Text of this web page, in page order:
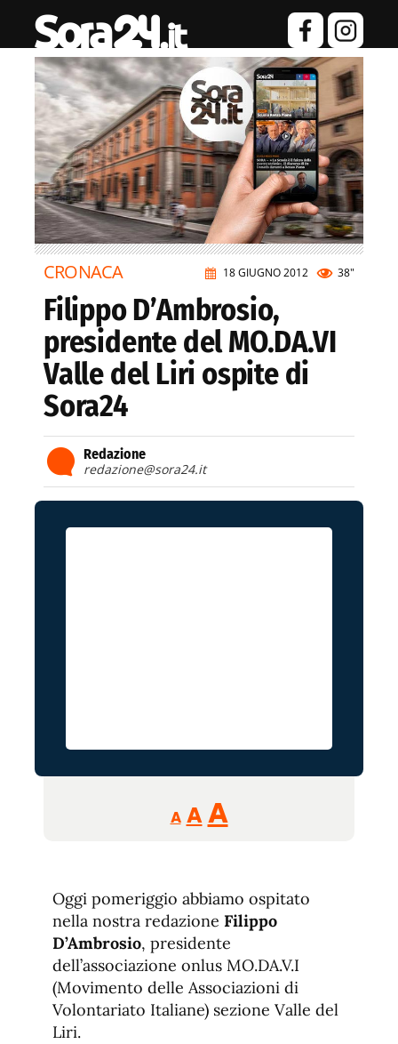
18 GIUGNO 2012 38"
CRONACA
Filippo D’Ambrosio,
presidente del MO.DA.VI
Valle del Liri ospite di
Sora24
Redazione
redazione@sora24.it
A
Reducir
tamaño
A Restablecer
fuente
AAumentar
de
fuente.
Oggi pomeriggio abbiamo ospitato
nella nostra redazione Filippo
D’Ambrosio, presidente
dell’associazione onlus MO.DA.V.I
(Movimento delle Associazioni di
Volontariato Italiane) sezione Valle del
Liri.